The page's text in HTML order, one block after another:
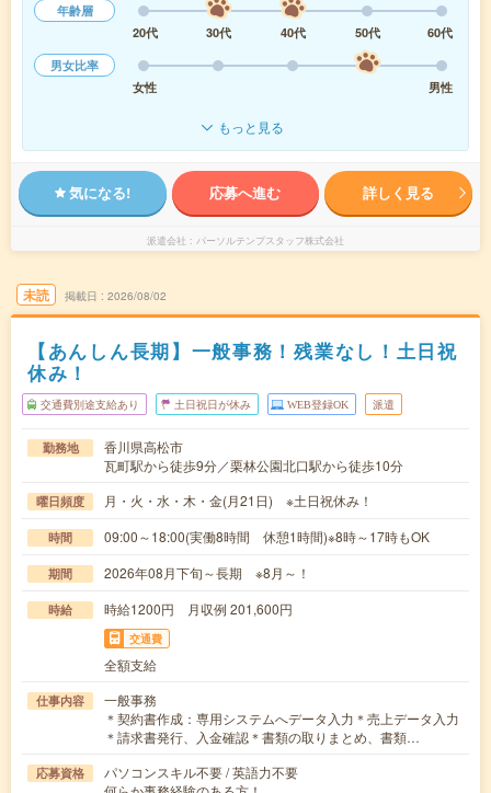
年齢層
20代
30代 40代 50代
60代
男女比率
女性
男性
もっと見る
気になる! 応募へ進む 詳しく見る
派遣会社 パーソルテンプスタッフ株式会社
未読 掲載日 2026/08/02
【あんしん長期】一般事務！残業なし！土日祝
休み！
交通費別途支給あり 土日祝日が休み WEB登録OK 派遣
勤務地
香川県高松市
瓦町駅から徒歩9分／栗林公園北口駅から徒歩10分
曜日頻度 月・火・水・木・金(月21日) ※土日祝休み！
時間 09:00～18:00(実働8時間 休憩1時間)※8時～17時もOK
期間 2026年08月下旬～長期 ※8月～！
時給 時給1200円 月収例 201,600円
交通費
全額支給
仕事内容
一般事務
＊契約書作成：専用システムへデータ入力＊売上データ入力
＊請求書発行、入金確認＊書類の取りまとめ、書類…
応募資格
パソコンスキル不要 / 英語力不要